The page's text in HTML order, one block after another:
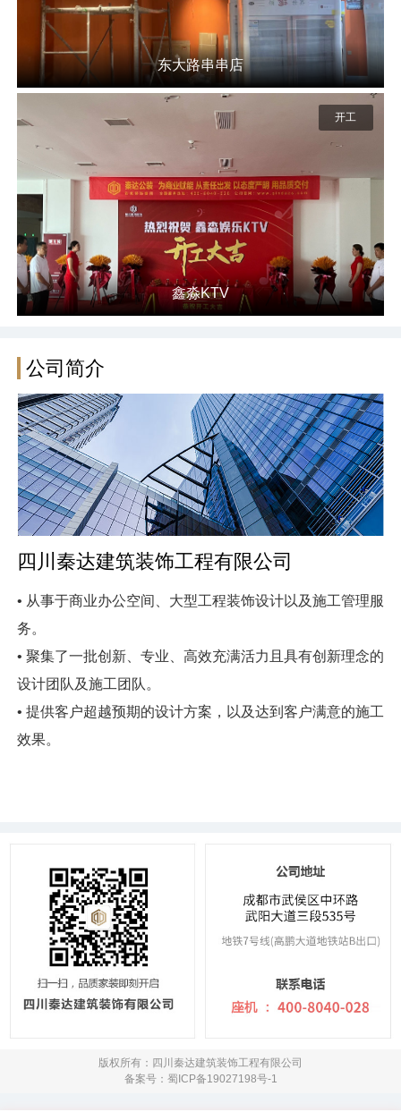
东大路串串店
开工
鑫淼KTV
公司简介
四川秦达建筑装饰工程有限公司
• 从事于商业办公空间、大型工程装饰设计以及施工管理服
务。
• 聚集了一批创新、专业、高效充满活力且具有创新理念的
设计团队及施工团队。
• 提供客户超越预期的设计方案，以及达到客户满意的施工
效果。
版权所有：四川秦达建筑装饰工程有限公司
备案号：蜀ICP备19027198号-1